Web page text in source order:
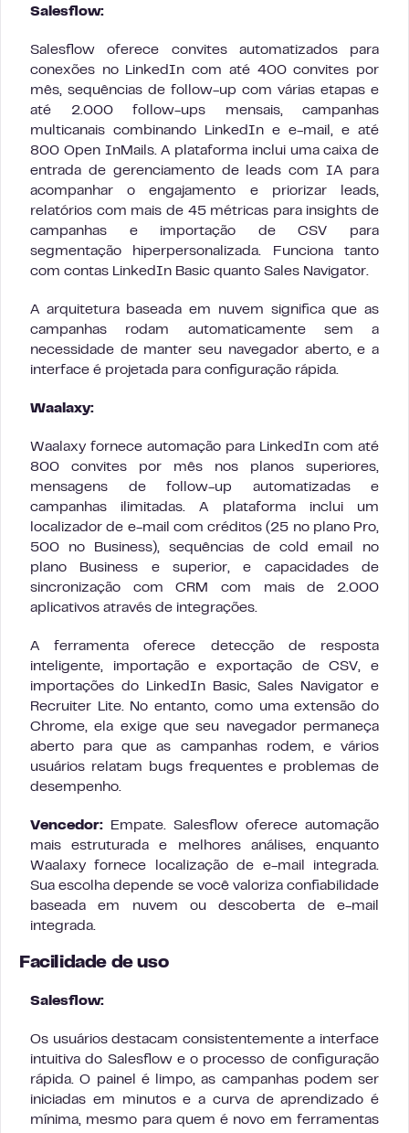
Salesflow:
Salesflow oferece convites automatizados para
conexões no LinkedIn com até 400 convites por
mês, sequências de follow-up com várias etapas e
até 2.000 follow-ups mensais, campanhas
multicanais combinando LinkedIn e e-mail, e até
800 Open InMails. A plataforma inclui uma caixa de
entrada de gerenciamento de leads com IA para
acompanhar o engajamento e priorizar leads,
relatórios com mais de 45 métricas para insights de
campanhas e importação de CSV para
segmentação hiperpersonalizada. Funciona tanto
com contas LinkedIn Basic quanto Sales Navigator.
A arquitetura baseada em nuvem significa que as
campanhas rodam automaticamente sem a
necessidade de manter seu navegador aberto, e a
interface é projetada para configuração rápida.
Waalaxy:
Waalaxy fornece automação para LinkedIn com até
800 convites por mês nos planos superiores,
mensagens de follow-up automatizadas e
campanhas ilimitadas. A plataforma inclui um
localizador de e-mail com créditos (25 no plano Pro,
500 no Business), sequências de cold email no
plano Business e superior, e capacidades de
sincronização com CRM com mais de 2.000
aplicativos através de integrações.
A ferramenta oferece detecção de resposta
inteligente, importação e exportação de CSV, e
importações do LinkedIn Basic, Sales Navigator e
Recruiter Lite. No entanto, como uma extensão do
Chrome, ela exige que seu navegador permaneça
aberto para que as campanhas rodem, e vários
usuários relatam bugs frequentes e problemas de
desempenho.
Vencedor: Empate. Salesflow oferece automação
mais estruturada e melhores análises, enquanto
Waalaxy fornece localização de e-mail integrada.
Sua escolha depende se você valoriza confiabilidade
baseada em nuvem ou descoberta de e-mail
integrada.
Facilidade de uso
Salesflow:
Os usuários destacam consistentemente a interface
intuitiva do Salesflow e o processo de configuração
rápida. O painel é limpo, as campanhas podem ser
iniciadas em minutos e a curva de aprendizado é
mínima, mesmo para quem é novo em ferramentas